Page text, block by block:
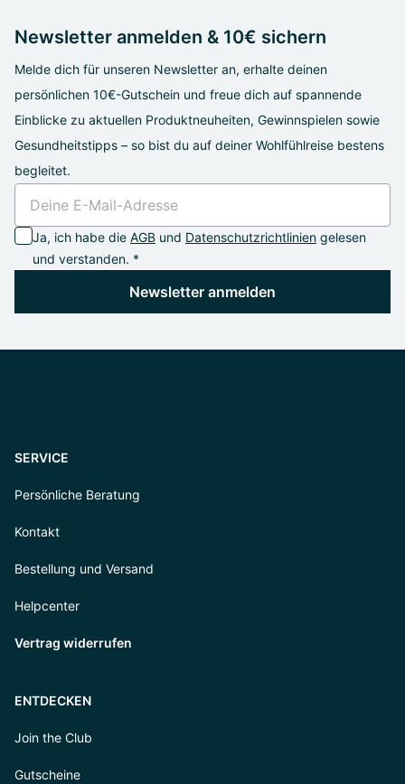
Newsletter anmelden & 10€ sichern
Melde dich für unseren Newsletter an, erhalte deinen
persönlichen 10€-Gutschein und freue dich auf spannende
Einblicke zu aktuellen Produktneuheiten, Gewinnspielen sowie
Gesundheitstipps – so bist du auf deiner Wohlfühlreise bestens
begleitet.
Ja, ich habe die AGB und Datenschutzrichtlinien gelesen
und verstanden. *
Newsletter anmelden
SERVICE
Persönliche Beratung
Kontakt
Bestellung und Versand
Helpcenter
Vertrag widerrufen
ENTDECKEN
Join the Club
Gutscheine